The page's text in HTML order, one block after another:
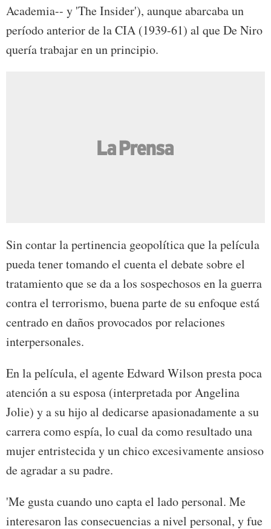
Academia-- y 'The Insider'), aunque abarcaba un
período anterior de la CIA (1939-61) al que De Niro
quería trabajar en un principio.
Sin contar la pertinencia geopolítica que la película
pueda tener tomando el cuenta el debate sobre el
tratamiento que se da a los sospechosos en la guerra
contra el terrorismo, buena parte de su enfoque está
centrado en daños provocados por relaciones
interpersonales.
En la película, el agente Edward Wilson presta poca
atención a su esposa (interpretada por Angelina
Jolie) y a su hijo al dedicarse apasionadamente a su
carrera como espía, lo cual da como resultado una
mujer entristecida y un chico excesivamente ansioso
de agradar a su padre.
'Me gusta cuando uno capta el lado personal. Me
interesaron las consecuencias a nivel personal, y fue